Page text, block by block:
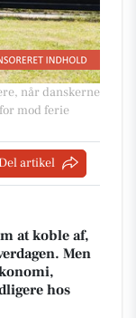
når danskerne
mod ferie
artikel
at koble af,
Men
hos